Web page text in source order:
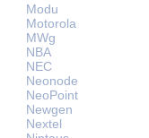
Modu
Motorola
MWg
NBA
NEC
Neonode
NeoPoint
Newgen
Nextel